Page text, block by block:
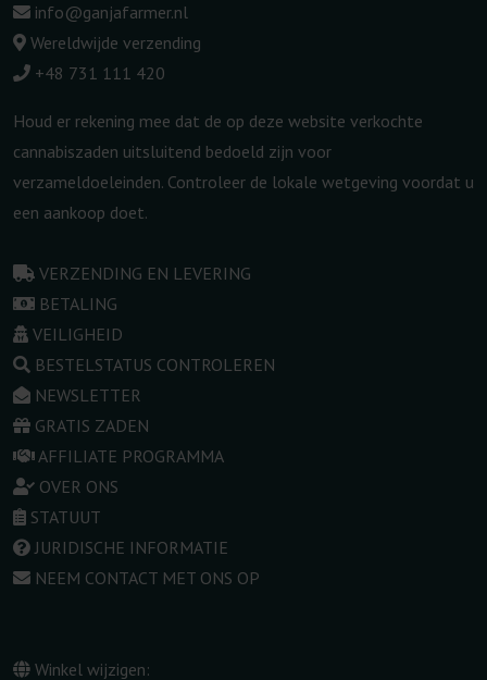
info@ganjafarmer.nl
Wereldwijde verzending
+48 731 111 420
Houd er rekening mee dat de op deze website verkochte
cannabiszaden uitsluitend bedoeld zijn voor
verzameldoeleinden. Controleer de lokale wetgeving voordat u
een aankoop doet.
VERZENDING EN LEVERING
BETALING
VEILIGHEID
BESTELSTATUS CONTROLEREN
NEWSLETTER
GRATIS ZADEN
AFFILIATE PROGRAMMA
OVER ONS
STATUUT
JURIDISCHE INFORMATIE
NEEM CONTACT MET ONS OP
Winkel wijzigen: